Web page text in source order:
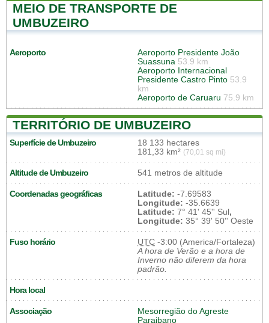
MEIO DE TRANSPORTE DE
UMBUZEIRO
Aeroporto
Aeroporto Presidente João
Suassuna 53.9 km
Aeroporto Internacional
Presidente Castro Pinto 53.9
km
Aeroporto de Caruaru 75.9 km
TERRITÓRIO DE UMBUZEIRO
Superfície de Umbuzeiro
18 133 hectares
181,33 km² (70,01 sq mi)
Altitude de Umbuzeiro 541 metros de altitude
Coordenadas geográficas Latitude: -7.69583
Longitude: -35.6639
Latitude: 7° 41' 45'' Sul,
Longitude: 35° 39' 50'' Oeste
Fuso horário UTC -3:00 (America/Fortaleza)
A hora de Verão e a hora de
Inverno não diferem da hora
padrão.
Hora local
Associação
Mesorregião do Agreste
Paraibano